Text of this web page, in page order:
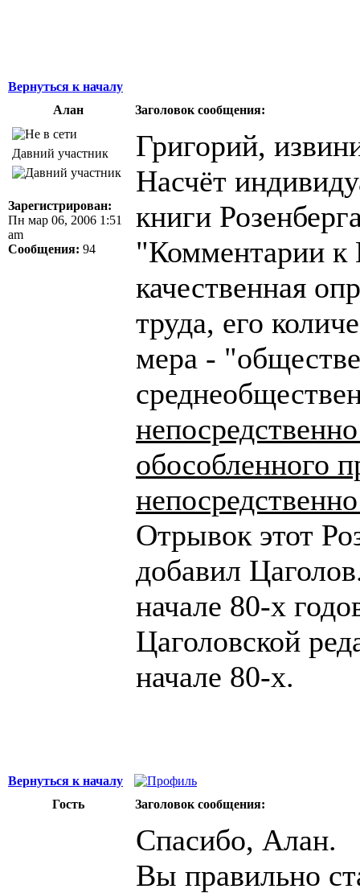
Вернуться к началу
Алан
Заголовок сообщения:
Давний участник
Зарегистрирован:
Пн мар 06, 2006 1:51
am
Сообщения: 94
Григорий,
Насчёт
книги
"Комментарии к
качественная
труда, его
мера -
обособленного
Отрывок этот
добавил
начале 80-х
Цаголовской
начале 80-х.
Вернуться к началу
Гость
Заголовок сообщения:
Спасибо, Алан.
Вы правильно